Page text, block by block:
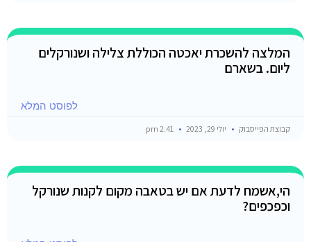
המלצה להשכרת יאכטה הכוללת צלילה ושנורקלים
ליום. בשארם
לפוסט המלא
קבוצת הפייסבוק יולי 29, 2023
הי,אשמח לדעת אם יש בטאבה מקום לקנות שנורקל
וכפכפים?